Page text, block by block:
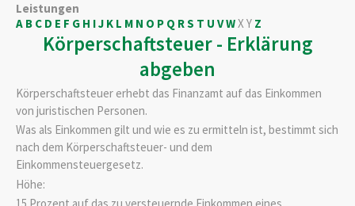
Leistungen
A B C D E F G H IJ K L M N O P Q RS T U VWXY Z
Körperschaftsteuer - Erklärung
abgeben
Körperschaftsteuer erhebt das Finanzamt auf das Einkommen
von juristischen Personen.
Was als Einkommen gilt und wie es zu ermitteln ist, bestimmt sich
nach dem Körperschaftsteuer- und dem
Einkommensteuergesetz.
Höhe: